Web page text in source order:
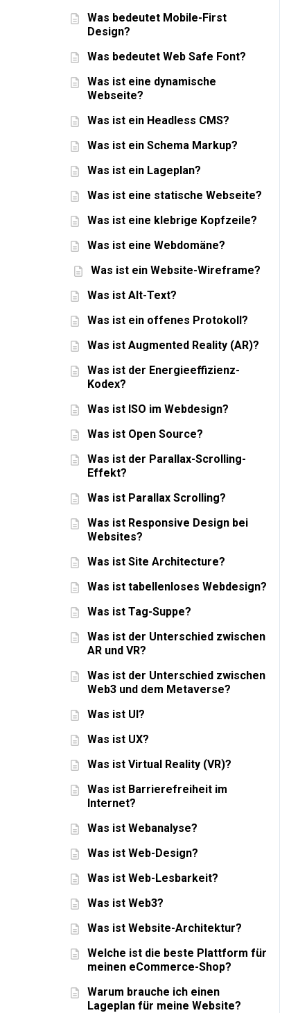
Was bedeutet Mobile-First
Design?
Was bedeutet Web Safe Font?
Was ist eine dynamische
Webseite?
Was ist ein Headless CMS?
Was ist ein Schema Markup?
Was ist ein Lageplan?
Was ist eine statische Webseite?
Was ist eine klebrige Kopfzeile?
Was ist eine Webdomäne?
Was ist ein Website-Wireframe?
Was ist Alt-Text?
Was ist ein offenes Protokoll?
Was ist Augmented Reality (AR)?
Was ist der Energieeffizienz-
Kodex?
Was ist ISO im Webdesign?
Was ist Open Source?
Was ist der Parallax-Scrolling-
Effekt?
Was ist Parallax Scrolling?
Was ist Responsive Design bei
Websites?
Was ist Site Architecture?
Was ist tabellenloses Webdesign?
Was ist Tag-Suppe?
Was ist der Unterschied zwischen
AR und VR?
Was ist der Unterschied zwischen
Web3 und dem Metaverse?
Was ist UI?
Was ist UX?
Was ist Virtual Reality (VR)?
Was ist Barrierefreiheit im
Internet?
Was ist Webanalyse?
Was ist Web-Design?
Was ist Web-Lesbarkeit?
Was ist Web3?
Was ist Website-Architektur?
Welche ist die beste Plattform für
meinen eCommerce-Shop?
Warum brauche ich einen
Lageplan für meine Website?